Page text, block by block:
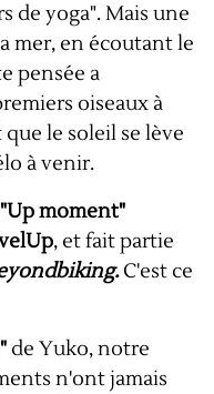
de yoga". Mais une
mer, en écoutant le
pensée a
oiseaux à
le soleil se lève
à venir.
"Up moment"
, et fait partie
C'est ce
de Yuko, notre
n'ont jamais